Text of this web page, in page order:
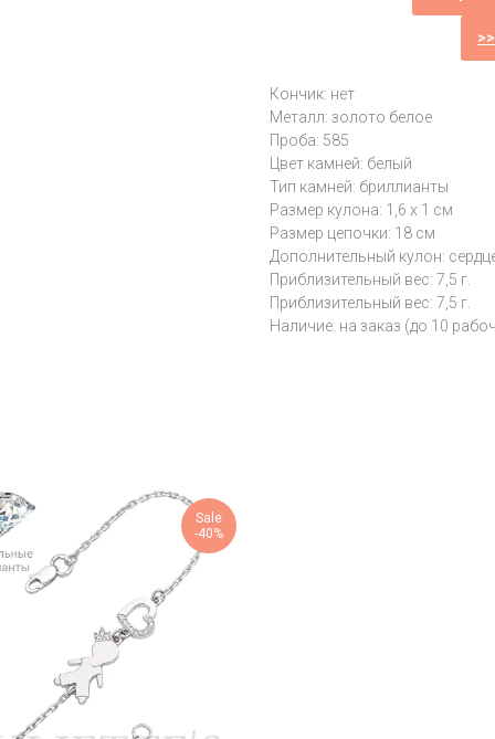
Кончик: нет
Металл: золото белое
Проба: 585
Цвет камней: белый
Тип камней: бриллианты
Размер кулона: 1,6 х 1 см
Размер цепочки: 18 см
Дополнительный кулон:
Приблизительный вес: 7,5 г.
Приблизительный вес: 7,5 г.
Наличие: на заказ (до 10
Sale
-40%